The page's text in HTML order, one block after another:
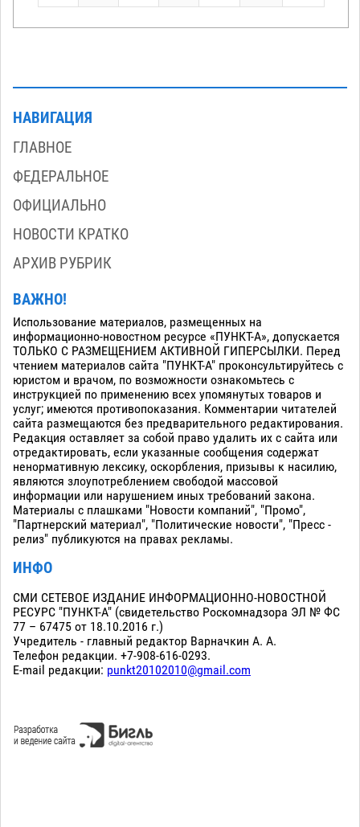
НАВИГАЦИЯ
ГЛАВНОЕ
ФЕДЕРАЛЬНОЕ
ОФИЦИАЛЬНО
НОВОСТИ КРАТКО
АРХИВ РУБРИК
ВАЖНО!
Использование материалов, размещенных на
информационно-новостном ресурсе «ПУНКТ-А», допускается
ТОЛЬКО С РАЗМЕЩЕНИЕМ АКТИВНОЙ ГИПЕРСЫЛКИ. Перед
чтением материалов сайта "ПУНКТ-А" проконсультируйтесь с
юристом и врачом, по возможности ознакомьтесь с
инструкцией по применению всех упомянутых товаров и
услуг; имеются противопоказания. Комментарии читателей
сайта размещаются без предварительного редактирования.
Редакция оставляет за собой право удалить их с сайта или
отредактировать, если указанные сообщения содержат
ненормативную лексику, оскорбления, призывы к насилию,
являются злоупотреблением свободой массовой
информации или нарушением иных требований закона.
Материалы с плашками "Новости компаний", "Промо",
"Партнерский материал", "Политические новости", "Пресс -
релиз" публикуются на правах рекламы.
ИНФО
СМИ СЕТЕВОЕ ИЗДАНИЕ ИНФОРМАЦИОННО-НОВОСТНОЙ
РЕСУРС "ПУНКТ-А" (свидетельство Роскомнадзора ЭЛ № ФС
77 – 67475 от 18.10.2016 г.)
Учредитель - главный редактор Варначкин А. А.
Телефон редакции. +7-908-616-0293.
E-mail редакции: punkt20102010@gmail.com